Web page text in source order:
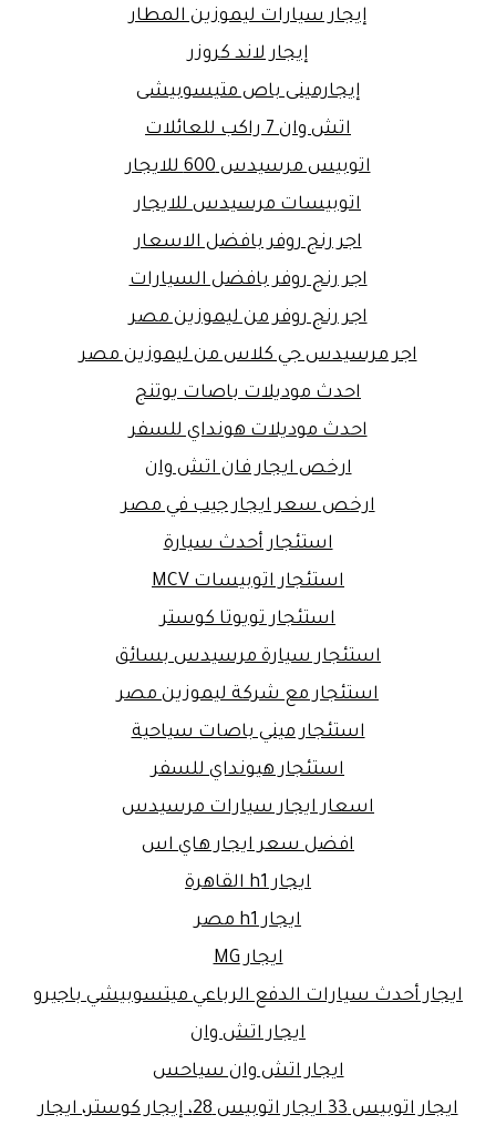
إيجار سيارات ليموزين المطار
إيجار لاند كروزر
إيجارمينى باص متيسوبيشى
اتش وان 7 راكب للعائلات
اتوبيس مرسيدس 600 للايجار
اتوبيسات مرسيدس للايجار
اجر رنج روفر بافضل الاسعار
اجر رنج روفر بافضل السيارات
اجر رنج روفر من ليموزين مصر
اجر مرسيدس جي كلاس من ليموزين مصر
احدث موديلات باصات يوتنج
احدث موديلات هونداي للسفر
ارخص ايجار فان اتش وان
ارخص سعر ايجار جيب في مصر
استئجار أحدث سيارة
استئجار اتوبيسات MCV
استئجار تويوتا كوستر
استئجار سيارة مرسيدس بسائق
استئجار مع شركة ليموزين مصر
استئجار ميني باصات سياحية
استئجار هيونداي للسفر
اسعار ايجار سيارات مرسيدس
افضل سعر ايجار هاي اس
ايجار h1 القاهرة
ايجار h1 مصر
ايجار MG
ايجار أحدث سيارات الدفع الرباعي ميتسوبيشي باجيرو
ايجار اتش وان
ايجار اتش وان سياحس
ايجار اتوبيس 33 ايجار اتوبيس 28، إيجار كوستر، ايجار